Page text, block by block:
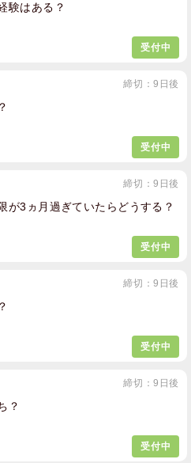
験はある？
受付中
締切：9日後
受付中
が3ヵ月過ぎていたらどうする？
締切：9日後
受付中
締切：9日後
受付中
？
締切：9日後
受付中